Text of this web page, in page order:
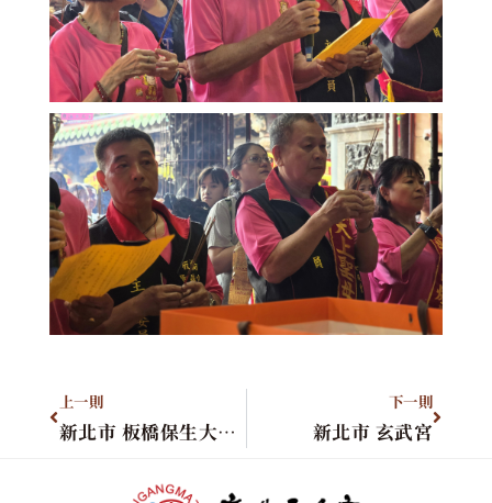
上一則
新北市 板橋保生大帝會
下一則
新北市 玄武宮